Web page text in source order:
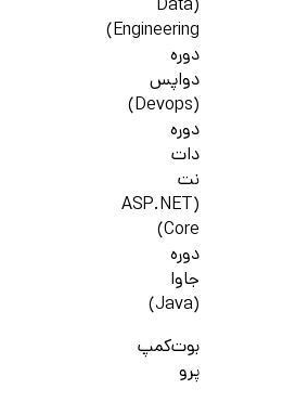
(Data
Engineering)
دوره
دواپس
(Devops)
دوره
دات
نت
(ASP.NET
Core)
دوره
جاوا
(Java)
بوت‌کمپ
پرو